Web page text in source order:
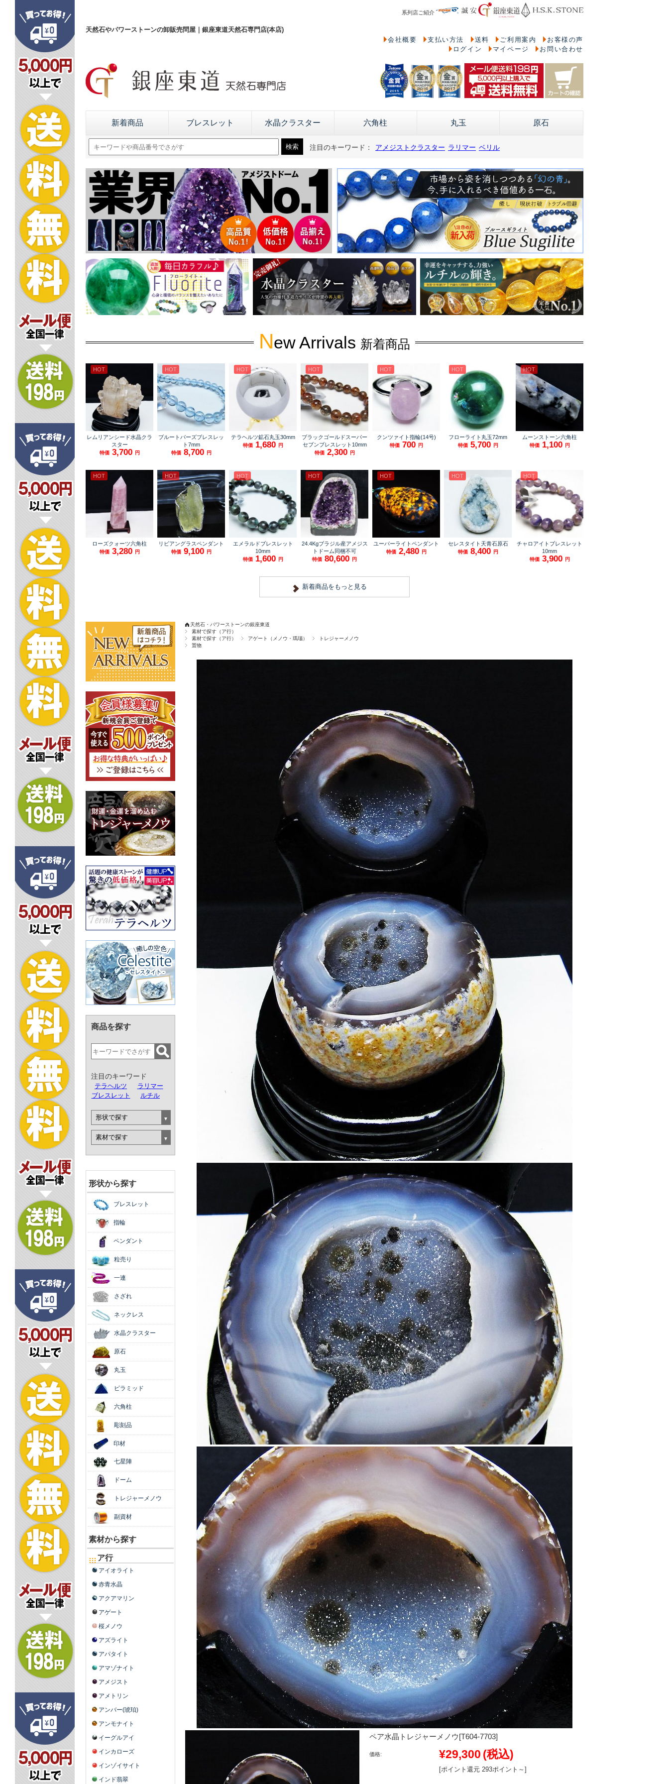
天然石やパワーストーンの卸販売問屋｜銀座東道天然石専門店(本店)
系列店ご紹介
会社概要 支払い方法 送料 ご利用案内
お客様の声
ログイン
マイページ お問い合わせ
新着商品 ブレスレット 水晶クラスター 六角柱 丸玉 原石
注目のキーワード： アメジストクラスター ラリマー ベリル
天然石・パワーストーンの銀座東道
素材で探す（ア行）
素材で探す（ア行）
アゲート（メノウ・瑪瑙）
トレジャーメノウ
置物
ペア水晶トレジャーメノウ[T604-7703]
価格: ¥29,300 (税込)
[ポイント還元 293ポイント～]
商品を探す
注目のキーワード
テラヘルツ
ラリマー
ブレスレット
ルチル
形状から探す
ブレスレット
指輪
ペンダント
粒売り
一連
さざれ
ネックレス
水晶クラスター
原石
丸玉
ピラミッド
六角柱
彫刻品
印材
七星陣
ドーム
トレジャーメノウ
副資材
素材から探す
ア行
アイオライト
赤青水晶
アクアマリン
アゲート
桜メノウ
アズライト
アパタイト
アマゾナイト
アメジスト
アメトリン
アンバー(琥珀)
アンモナイト
イーグルアイ
インカローズ
インゾイサイト
インド翡翠